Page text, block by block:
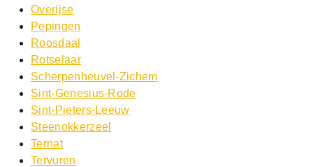
Overijse
Pepingen
Roosdaal
Rotselaar
Scherpenheuvel-Zichem
Sint-Genesius-Rode
Sint-Pieters-Leeuw
Steenokkerzeel
Ternat
Tervuren